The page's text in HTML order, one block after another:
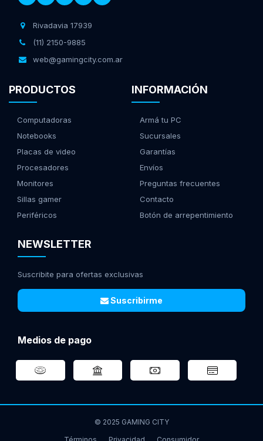
Rivadavia 17939
(11) 2150-9885
web@gamingcity.com.ar
PRODUCTOS
Computadoras
Notebooks
Placas de video
Procesadores
Monitores
Sillas gamer
Periféricos
INFORMACIÓN
Armá tu PC
Sucursales
Garantías
Envíos
Preguntas frecuentes
Contacto
Botón de arrepentimiento
NEWSLETTER
Suscribite para ofertas exclusivas
Suscribirme
Medios de pago
© 2025 GAMING CITY